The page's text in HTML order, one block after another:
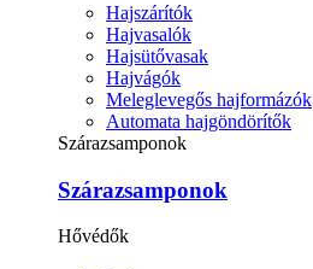
Hajszárítók
Hajvasalók
Hajsütővasak
Hajvágók
Meleglevegős hajformázók
Automata hajgöndörítők
Szárazsamponok
Szárazsamponok
Hővédők